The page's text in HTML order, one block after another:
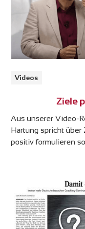
Videos
Ziele
Aus unserer Video-
Hartung spricht über
positiv formulieren